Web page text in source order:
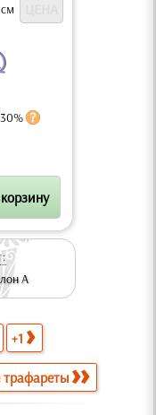
см
А
+1
трафареты